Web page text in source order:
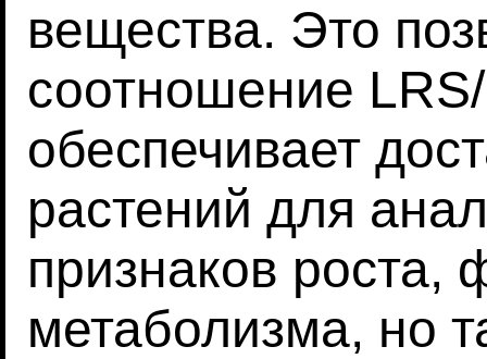
вещества. Это
соотношение
обеспечивает
растений для
признаков роста,
метаболизма, но